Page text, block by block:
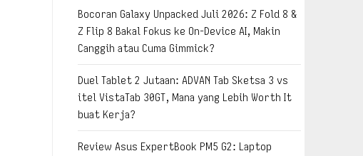
Bocoran Galaxy Unpacked Juli 2026: Z Fold 8 &
Z Flip 8 Bakal Fokus ke On-Device AI, Makin
Canggih atau Cuma Gimmick?
Duel Tablet 2 Jutaan: ADVAN Tab Sketsa 3 vs
itel VistaTab 30GT, Mana yang Lebih Worth It
buat Kerja?
Review Asus ExpertBook PM5 G2: Laptop